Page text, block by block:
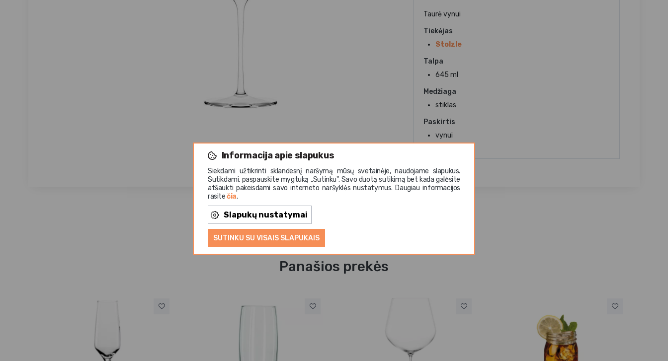
Informacija apie slapukus
Siekdami užtikrinti sklandesnį naršymą mūsų svetainėje, naudojame slapukus.
Sutikdami, paspauskite mygtuką ,,Sutinku". Savo duotą sutikimą bet kada galėsite
atšaukti pakeisdami savo interneto naršyklės nustatymus. Daugiau informacijos
rasitečia.
Slapukų nustatymai
SUTINKU SU VISAIS SLAPUKAIS
Taurė vynui
Tiekėjas
Stolzle
Talpa
645 ml
Medžiaga
stiklas
Paskirtis
vynui
Panašios prekės